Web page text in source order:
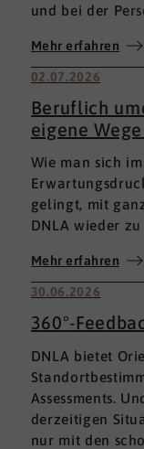
und bei der
Mehr erfahren
02.07.2026
Beruflich
eigene
Wie man sich
gelingt, mit
DNLA wieder
Mehr erfahren
30.06.2026
360°-
DNLA bietet
Assessments.
derzeitigen
nur mit den